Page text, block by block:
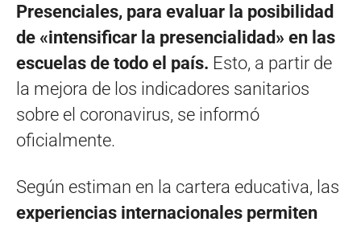
Presenciales, para evaluar la posibilidad
de «intensificar la presencialidad» en las
escuelas de todo el país. Esto, a partir de
la mejora de los indicadores sanitarios
sobre el coronavirus, se informó
oficialmente.
Según estiman en la cartera educativa, las
experiencias internacionales permiten